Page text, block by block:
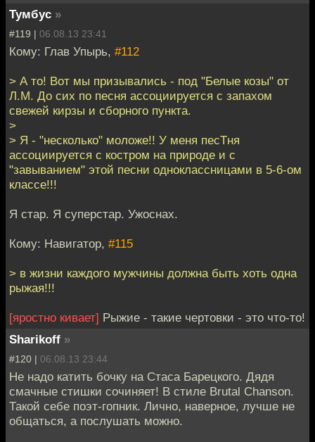
Тумбус »
#119 | 06.08.13 23:41
Кому: Глав Упырь, #112
> А то! Вот мы призывались - под "Белые козы" от
Л.М. До сих по песня ассоциируется с запахом
свежей кирзы и сборного пункта.
>
> Я - "несколько" моложе!! У меня песТня
ассоциируется с костром на природе и с
"завыванием" этой песни одноклассницами в 5-6-ом
классе!!!
Я стар. Я суперстар. Ужоснах.
Кому: Навигатор, #115
> в жизни каждого мужчины должна быть хоть одна
рыжая!!!
[яростно кивает] Рыжие - такие чертовки - это что-то!
Sharikoff »
#120 | 06.08.13 23:44
Не надо катить бочку на Стаса Барецкого. Дядя
смачные стишки сочиняет! В стиле Brutal Chanson.
Такой себе поэт-гопник. Лично, наверное, лучше не
общаться, а послушать можно.